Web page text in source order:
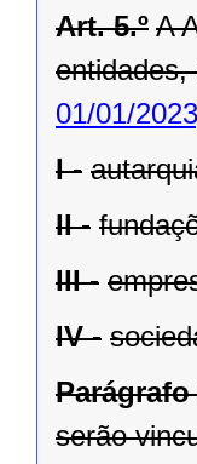
Art. 5.º A
entidades,
01/01/
I -
II -
III -
IV -
serão